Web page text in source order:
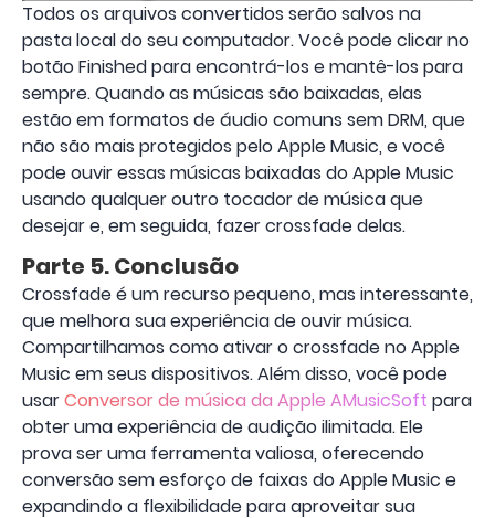
Todos os arquivos convertidos serão salvos na
pasta local do seu computador. Você pode clicar no
botão Finished para encontrá-los e mantê-los para
sempre. Quando as músicas são baixadas, elas
estão em formatos de áudio comuns sem DRM, que
não são mais protegidos pelo Apple Music, e você
pode ouvir essas músicas baixadas do Apple Music
usando qualquer outro tocador de música que
desejar e, em seguida, fazer crossfade delas.
Parte 5. Conclusão
Crossfade é um recurso pequeno, mas interessante,
que melhora sua experiência de ouvir música.
Compartilhamos como ativar o crossfade no Apple
Music em seus dispositivos. Além disso, você pode
usarConversor de música da Apple AMusicSoft para
obter uma experiência de audição ilimitada. Ele
prova ser uma ferramenta valiosa, oferecendo
conversão sem esforço de faixas do Apple Music e
expandindo a flexibilidade para aproveitar sua